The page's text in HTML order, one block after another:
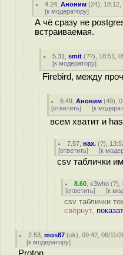
4.24 ,Аноним (24), 18:12,
[к модератору]
А чё сразу не
встраиваемая.
5.31 ,smit (??), 18:51,
[к модератору]
Firebird, между
6.49 ,Аноним (49),
[ответить] [к
всем хватит и
7.57 ,нах. (?),
[ответить] [к
csv таблички
8.60 ,x3who (?),
[ответить] [к
csv таблички
свёрнут,
2.53 ,mos87 (ok), 09:42, 06/11/
[к модератору]